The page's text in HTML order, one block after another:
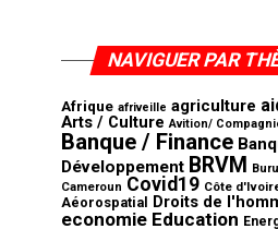
NAVIGUER PAR
Afrique afriveille agriculture
Arts / Culture Avition/
Banque / Finance
Développement BRVM
Cameroun Covid19 Côte
Aéorospatial Droits de
economie Education